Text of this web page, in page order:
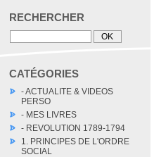
RECHERCHER
CATÉGORIES
- ACTUALITE & VIDEOS
PERSO
- MES LIVRES
- REVOLUTION 1789-1794
1. PRINCIPES DE L'ORDRE
SOCIAL